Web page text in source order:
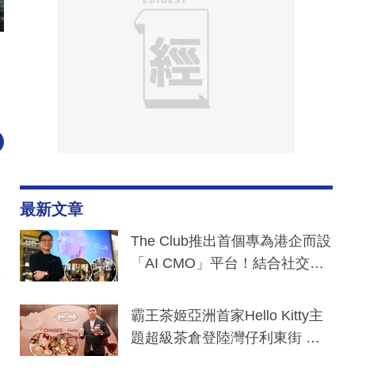
最新文章
The Club推出首個專為港企而設
「AI CMO」平台！結合社交聆
分鐘生成「貼地」宣傳短片
霸王茶姬亞洲首家Hello Kitty主
題超級茶倉登陸灣仔利東街 推